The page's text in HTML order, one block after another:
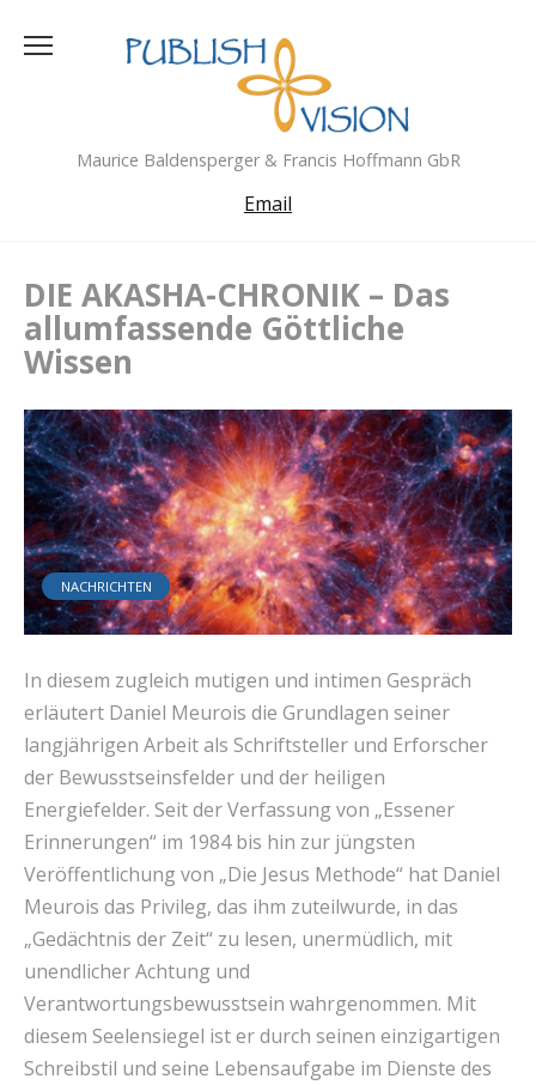
Maurice Baldensperger & Francis Hoffmann GbR
Email
DIE AKASHA-CHRONIK – Das
allumfassende Göttliche
Wissen
NACHRICHTEN
In diesem zugleich mutigen und intimen Gespräch
erläutert Daniel Meurois die Grundlagen seiner
langjährigen Arbeit als Schriftsteller und Erforscher
der Bewusstseinsfelder und der heiligen
Energiefelder. Seit der Verfassung von „Essener
Erinnerungen“ im 1984 bis hin zur jüngsten
Veröffentlichung von „Die Jesus Methode“ hat Daniel
Meurois das Privileg, das ihm zuteilwurde, in das
„Gedächtnis der Zeit“ zu lesen, unermüdlich, mit
unendlicher Achtung und
Verantwortungsbewusstsein wahrgenommen. Mit
diesem Seelensiegel ist er durch seinen einzigartigen
Schreibstil und seine Lebensaufgabe im Dienste des